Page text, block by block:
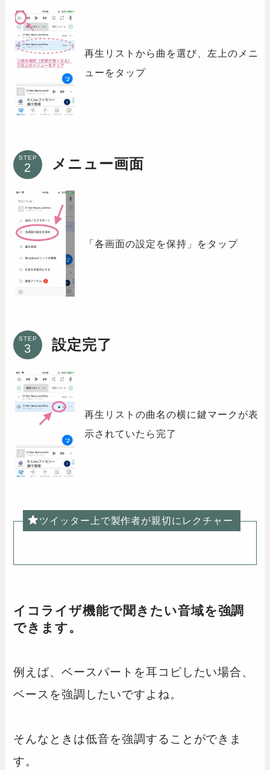
再生リストから曲を選び、左上のメニ
ューをタップ
STEP メニュー画面
「各画面の設定を保持」をタップ
STEP 設定完了
再生リストの曲名の横に鍵マークが表
示されていたら完了
ツイッター上で製作者が親切にレクチャー
イコライザ機能で聞きたい音域を強調
できます。
例えば、ベースパートを耳コピしたい場合、
ベースを強調したいですよね。
そんなときは低音を強調することができま
す。